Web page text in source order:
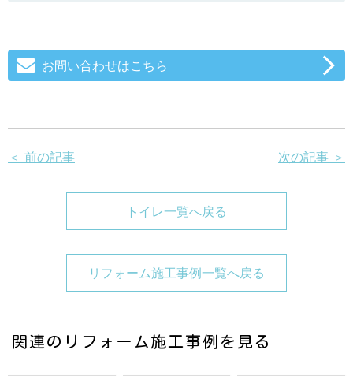
お問い合わせはこちら
＜ 前の記事 次の記事 ＞
トイレ一覧へ戻る
リフォーム施工事例一覧へ戻る
関連のリフォーム施工事例を見る